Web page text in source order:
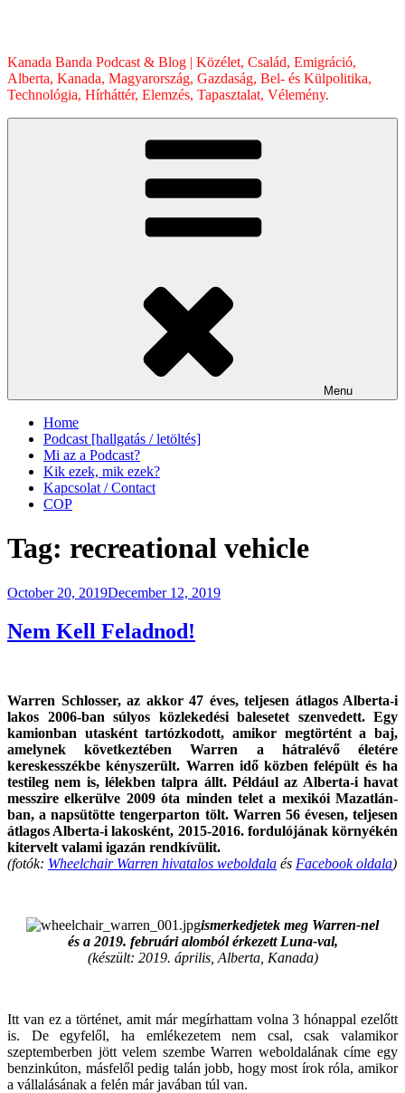
Kanada Banda Podcast & Blog | Közélet, Család, Emigráció,
Alberta, Kanada, Magyarország, Gazdaság, Bel- és Külpolitika,
Technológia, Hírháttér, Elemzés, Tapasztalat, Vélemény.
Menu
Home
Podcast [hallgatás / letöltés]
Mi az a Podcast?
Kik ezek, mik ezek?
Kapcsolat / Contact
COP
Tag: recreational vehicle
Posted
October 20, 2019December 12, 2019
Nem Kell Feladnod!
Warren Schlosser, az akkor 47 éves, teljesen átlagos Alberta-i
lakos 2006-ban súlyos közlekedési balesetet szenvedett. Egy
kamionban utasként tartózkodott, amikor megtörtént a baj,
amelynek következtében Warren a hátralévő életére
kereskesszékbe kényszerült. Warren idő közben felépült és ha
testileg nem is, lélekben talpra állt. Például az Alberta-i havat
messzire elkerülve 2009 óta minden telet a mexikói Mazatlán-
ban, a napsütötte tengerparton tölt. Warren 56 évesen, teljesen
átlagos Alberta-i lakosként, 2015-2016. fordulójának környékén
kitervelt valami igazán rendkívülit.
(fotók: Wheelchair Warren hivatalos weboldala és Facebook oldala)
ismerkedjetek meg Warren-nel
és a 2019. februári alomból érkezett Luna-val,
(készült: 2019. április, Alberta, Kanada)
Itt van ez a történet, amit már megírhattam volna 3 hónappal ezelőtt
is. De egyfelől, ha emlékezetem nem csal, csak valamikor
szeptemberben jött velem szembe Warren weboldalának címe egy
benzinkúton, másfelől pedig talán jobb, hogy most írok róla, amikor
a vállalásának a felén már javában túl van.